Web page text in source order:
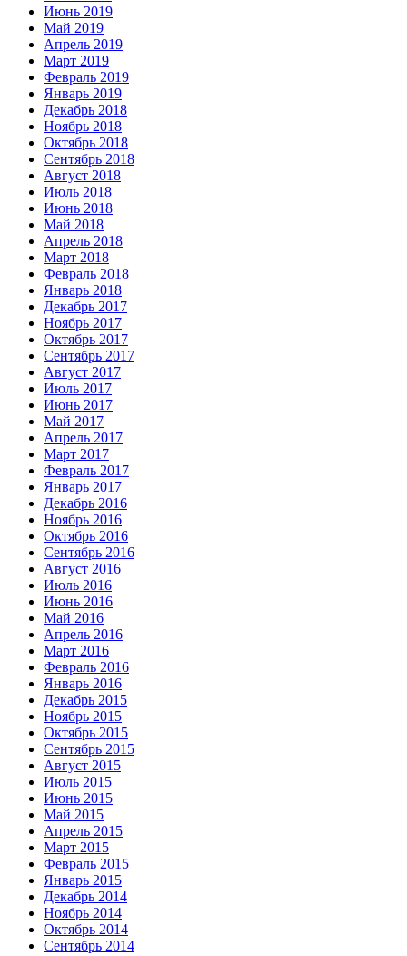
Июнь 2019
Май 2019
Апрель 2019
Март 2019
Февраль 2019
Январь 2019
Декабрь 2018
Ноябрь 2018
Октябрь 2018
Сентябрь 2018
Август 2018
Июль 2018
Июнь 2018
Май 2018
Апрель 2018
Март 2018
Февраль 2018
Январь 2018
Декабрь 2017
Ноябрь 2017
Октябрь 2017
Сентябрь 2017
Август 2017
Июль 2017
Июнь 2017
Май 2017
Апрель 2017
Март 2017
Февраль 2017
Январь 2017
Декабрь 2016
Ноябрь 2016
Октябрь 2016
Сентябрь 2016
Август 2016
Июль 2016
Июнь 2016
Май 2016
Апрель 2016
Март 2016
Февраль 2016
Январь 2016
Декабрь 2015
Ноябрь 2015
Октябрь 2015
Сентябрь 2015
Август 2015
Июль 2015
Июнь 2015
Май 2015
Апрель 2015
Март 2015
Февраль 2015
Январь 2015
Декабрь 2014
Ноябрь 2014
Октябрь 2014
Сентябрь 2014